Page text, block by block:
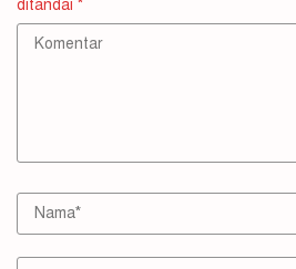
ditandai *